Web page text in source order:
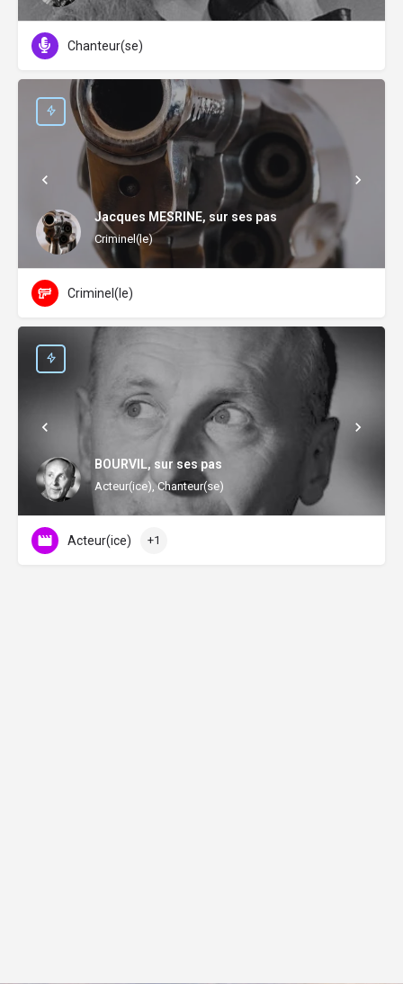
Chanteur(se)
Jacques MESRINE, sur ses pas
Criminel(le)
Criminel(le)
BOURVIL, sur ses pas
Acteur(ice), Chanteur(se)
Acteur(ice) +1